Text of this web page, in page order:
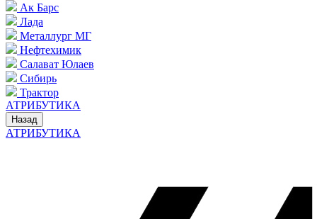
Ак Барс
Лада
Металлург МГ
Нефтехимик
Салават Юлаев
Сибирь
Трактор
АТРИБУТИКА
Назад
АТРИБУТИКА